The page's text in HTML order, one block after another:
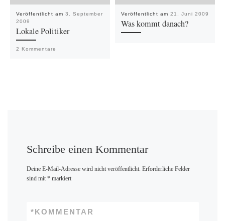
Veröffentlicht am 3. September
2009
Lokale Politiker
2 Kommentare
Veröffentlicht am 21. Juni 2009
Was kommt danach?
Schreibe einen Kommentar
Deine E-Mail-Adresse wird nicht veröffentlicht. Erforderliche Felder
sind mit *markiert
KOMMENTAR
*